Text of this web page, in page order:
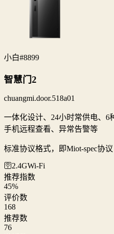
小白#8899
智慧门2
chuangmi.door.518a01
一体化设计、24小时常供电、6
手机远程查看、异常告警等
标准协议格式，即Miot-spec协议
🛜2.4GWi‑Fi
推荐指数
45%
评价数
168
推荐数
76